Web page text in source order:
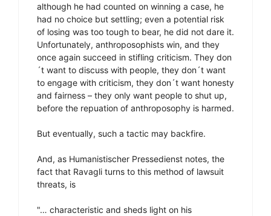
although he had counted on winning a case, he
had no choice but settling; even a potential risk
of losing was too tough to bear, he did not dare it.
Unfortunately, anthroposophists win, and they
once again succeed in stifling criticism. They don
´t want to discuss with people, they don´t want
to engage with criticism, they don´t want honesty
and fairness – they only want people to shut up,
before the repuation of anthroposophy is harmed.
But eventually, such a tactic may backfire.
And, as Humanistischer Pressedienst notes, the
fact that Ravagli turns to this method of lawsuit
threats, is
"… characteristic and sheds light on his